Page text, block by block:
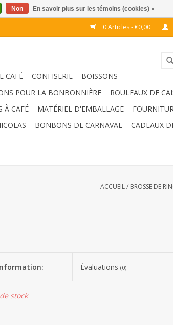
0 Articles - €0,00
CAFÉ CONFISERIE
BOISSONS
POUR LA BONBONNIÈRE
ROULEAUX DE
À CAFÉ MATÉRIEL D'EMBALLAGE
BONBONS DE CARNAVAL
CADEAUX
ACCUEIL/ BROSSE DE
Évaluations(0)
stock
Non En savoir plus sur les témoins (cookies) »